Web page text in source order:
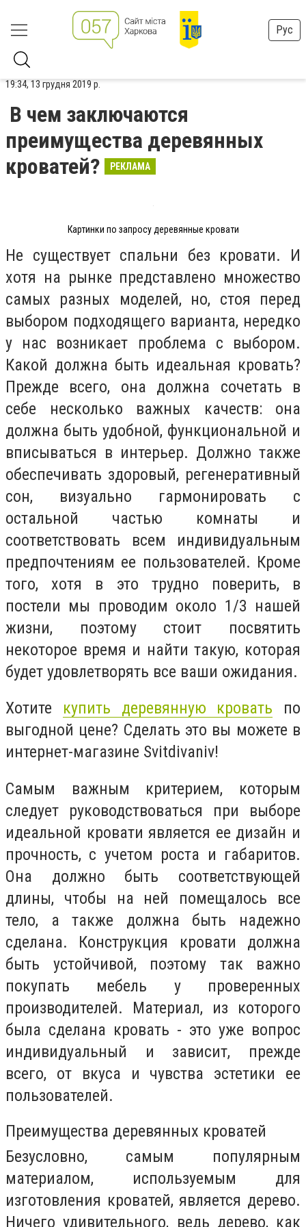
Рус
19:34, 13 грудня 2019 р.
В чем заключаются
преимущества деревянных
кроватей?
РЕКЛАМА
Картинки по запросу деревянные кровати
Не существует спальни без кровати. И
хотя на рынке представлено множество
самых разных моделей, но, стоя перед
выбором подходящего варианта, нередко
у нас возникает проблема с выбором.
Какой должна быть идеальная кровать?
Прежде всего, она должна сочетать в
себе несколько важных качеств: она
должна быть удобной, функциональной и
вписываться в интерьер. Должно также
обеспечивать здоровый, регенеративный
сон, визуально гармонировать с
остальной частью комнаты и
соответствовать всем индивидуальным
предпочтениям ее пользователей. Кроме
того, хотя в это трудно поверить, в
постели мы проводим около 1/3 нашей
жизни, поэтому стоит посвятить
некоторое время и найти такую, которая
будет удовлетворять все ваши ожидания.
Хотите купить деревянную кровать по
выгодной цене? Сделать это вы можете в
интернет-магазине Svitdivaniv!
Самым важным критерием, которым
следует руководствоваться при выборе
идеальной кровати является ее дизайн и
прочность, с учетом роста и габаритов.
Она должно быть соответствующей
длины, чтобы на ней помещалось все
тело, а также должна быть надежно
сделана. Конструкция кровати должна
быть устойчивой, поэтому так важно
покупать мебель у проверенных
производителей. Материал, из которого
была сделана кровать - это уже вопрос
индивидуальный и зависит, прежде
всего, от вкуса и чувства эстетики ее
пользователей.
Преимущества деревянных кроватей
Безусловно, самым популярным
материалом, используемым для
изготовления кроватей, является дерево.
Ничего удивительного, ведь дерево, как